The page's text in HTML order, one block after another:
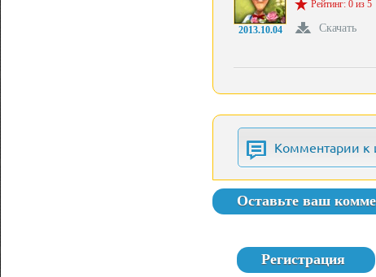
2013.10.04
Рейтинг: 0 из 5
Скачать
Комментарии к
Оставьте ваш
Регистрация